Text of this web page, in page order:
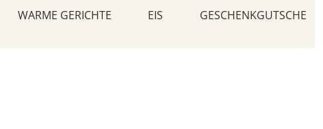
WARME GERICHTE EIS GESCHENKGUTSCHEINE